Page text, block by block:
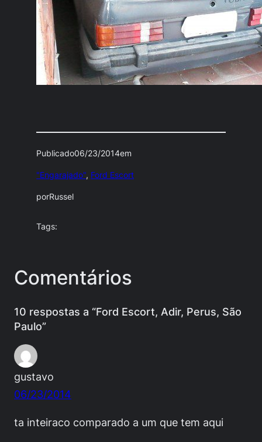
Publicado06/23/2014em
"Engarajado", Ford Escort
porRussel
Tags:
Comentários
10 respostas a “Ford Escort, Adir, Perus, São
Paulo”
gustavo
06/23/2014
ta inteiraco comparado a um que tem aqui